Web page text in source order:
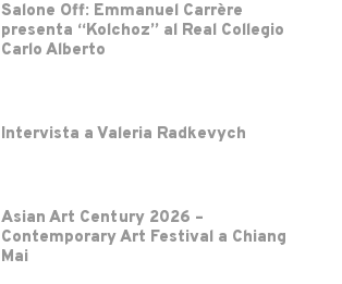
Salone Off: Emmanuel Carrère
presenta “Kolchoz” al Real Collegio
Carlo Alberto
Intervista a Valeria Radkevych
Asian Art Century 2026 –
Contemporary Art Festival a Chiang
Mai